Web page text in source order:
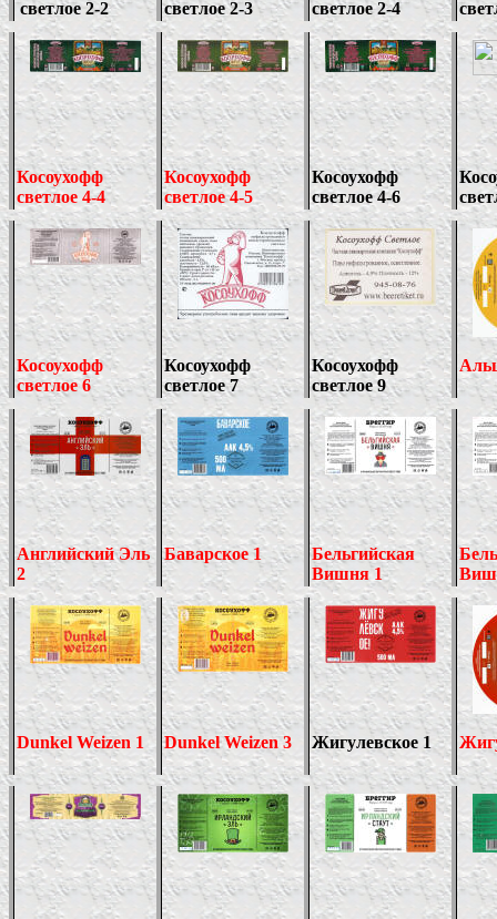
светлое 2-2
светлое 2-3
светлое 2-4
Косоухофф
светлое 4-4
Косоухофф
светлое 4-5
Косоухофф
светлое 4-6
Косоухофф
светлое6
Косоухофф
светлое 7
Косоухофф
светлое9
Английский Эль
2
Баварское 1
Бельгийская
Вишня 1
Dunkel Weizen 1 Dunkel Weizen 3 Жигулевское 1